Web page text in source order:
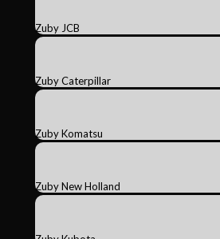
Zuby JCB
Zuby Caterpillar
Zuby Komatsu
Zuby New Holland